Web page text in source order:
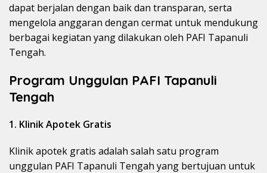
dapat berjalan dengan baik dan transparan, serta
mengelola anggaran dengan cermat untuk mendukung
berbagai kegiatan yang dilakukan oleh PAFI Tapanuli
Tengah.
Program Unggulan PAFI Tapanuli
Tengah
1. Klinik Apotek Gratis
Klinik apotek gratis adalah salah satu program
unggulan PAFI Tapanuli Tengah yang bertujuan untuk